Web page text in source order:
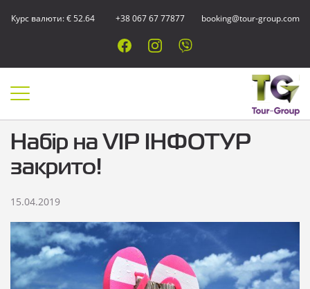
Курс валюти: € 52.64 +38 067 67 77877 booking@tour-group.com
Набір на VIP ІНФОТУР
закрито!
15.04.2019